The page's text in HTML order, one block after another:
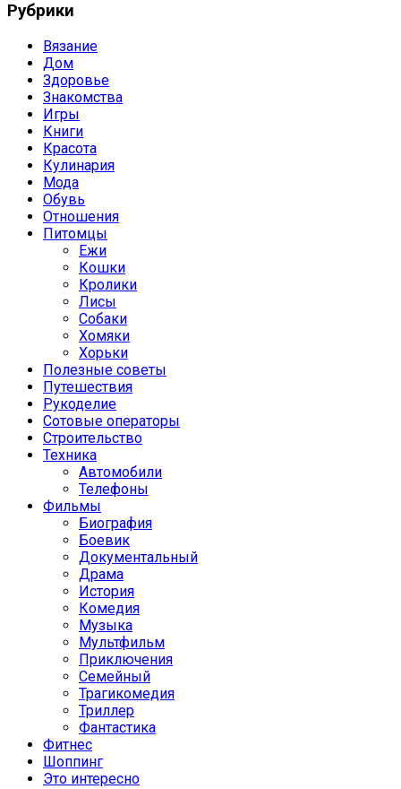
Рубрики
Вязание
Дом
Здоровье
Знакомства
Игры
Книги
Красота
Кулинария
Мода
Обувь
Отношения
Питомцы
Ежи
Кошки
Кролики
Лисы
Собаки
Хомяки
Хорьки
Полезные советы
Путешествия
Рукоделие
Сотовые операторы
Строительство
Техника
Автомобили
Телефоны
Фильмы
Биография
Боевик
Документальный
Драма
История
Комедия
Музыка
Мультфильм
Приключения
Семейный
Трагикомедия
Триллер
Фантастика
Фитнес
Шоппинг
Это интересно